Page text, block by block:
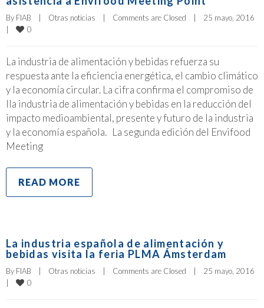
By FIAB Otras noticias Comments are Closed
0
La industria de alimentación y bebidas refuerza su
respuesta ante la eficiencia energética, el cambio climático
y la economía circular. La cifra confirma el compromiso de
lla industria de alimentación y bebidas en la reducción del
impacto medioambiental, presente y futuro de la industria
y la economía española. La segunda edición del Envifood
Meeting
READ MORE
La industria española de alimentación y
bebidas visita la feria PLMA Ámsterdam
By FIAB Otras noticias Comments are Closed
0